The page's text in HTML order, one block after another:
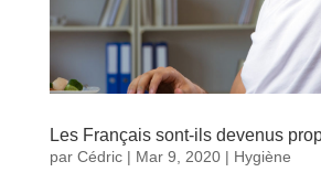
Les Français sont-ils devenus
par Cédric| Mar 9, 2020| Hygiène